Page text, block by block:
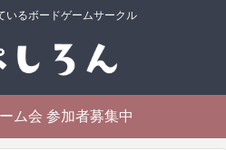
いるボードゲームサークル
ム会 参加者募集中